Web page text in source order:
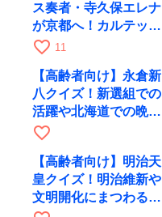
ス奏者・寺久保エレナ
が京都へ！カルテッ
ト・ツアー京都公演を
favorite_border 11
【高齢者向け】永倉新
八クイズ！新選組での
活躍や北海道での晩年
を出題
favorite_border
【高齢者向け】明治天
皇クイズ！明治維新や
文明開化にまつわる問